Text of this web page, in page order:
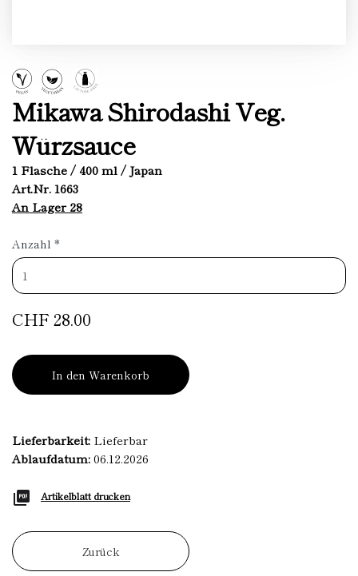
Mikawa Shirodashi Veg.
Würzsauce
1 Flasche / 400 ml / Japan
Art.Nr. 1663
An Lager 28
Anzahl *
CHF 28.00
In den Warenkorb
Lieferbarkeit: Lieferbar
Ablaufdatum:06.12.2026
Artikelblatt drucken
Zurück